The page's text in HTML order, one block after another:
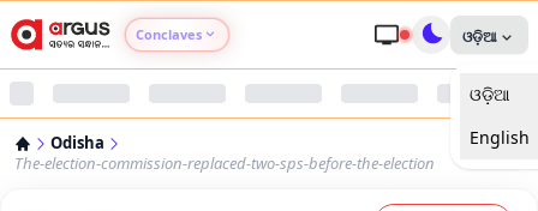
Conclaves
Argus Nari Shakti
ଓଡ଼ିଆ
ଓଡ଼ିଆ
English
Odisha
The-election-commission-replaced-two-sps-before-the-election